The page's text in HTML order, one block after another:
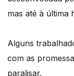
mas até à última
Alguns
com as
paralisar.